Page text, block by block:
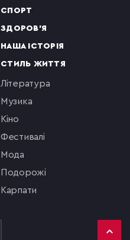
СПОРТ
ЗДОРОВ'Я
НАША ІСТОРІЯ
СТИЛЬ ЖИТТЯ
література
музика
кіно
фестивалі
мода
подорожі
Карпати